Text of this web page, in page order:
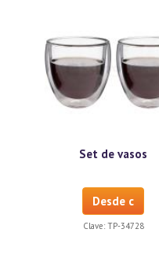
Set de vasos
Desde c
Clave: TP-34728